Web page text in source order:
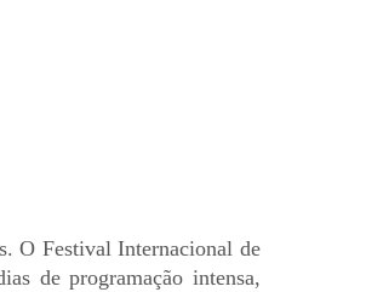
O Festival Internacional de
de programação intensa,